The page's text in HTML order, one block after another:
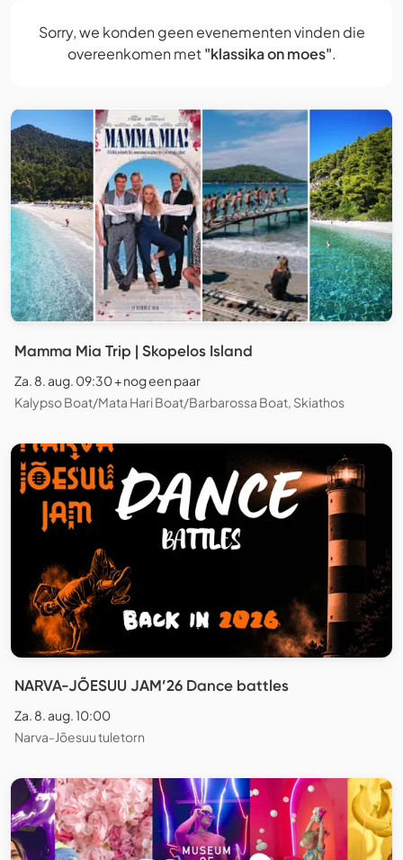
Sorry, we konden geen evenementen vinden die
overeenkomen met"klassika on moes".
Mamma Mia Trip | Skopelos Island
Za. 8. aug. 09:30 + nog een paar
Kalypso Boat/Mata Hari Boat/Barbarossa Boat, Skiathos
NARVA-JÕESUU JAM’26 Dance battles
Za. 8. aug. 10:00
Narva-Jõesuu tuletorn